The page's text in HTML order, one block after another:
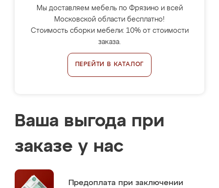
Мы доставляем мебель по Фрязино и всей
Московской области бесплатно!
Стоимость сборки мебели: 10% от стоимости
заказа.
ПЕРЕЙТИ В КАТАЛОГ
Ваша выгода при
заказе у нас
Предоплата при заключении